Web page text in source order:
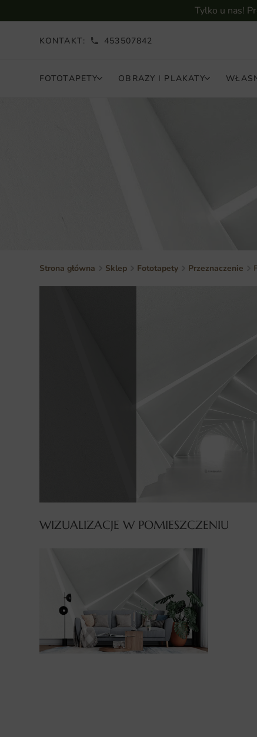
Tylko u nas!
KONTAKT: 453507842
FOTOTAPETY OBRAZY I PLAKATY
Strona główna Sklep Fototapety Przeznaczenie
WIZUALIZACJE W POMIESZCZENIU